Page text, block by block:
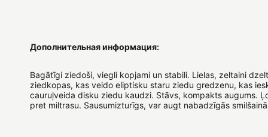
Дополнительная информация:
Bagātīgi ziedoši, viegli kopjami un stabili. Lielas, zeltaini
ziedkopas, kas veido eliptisku staru ziedu gredzenu, kas
cauruļveida disku ziedu kaudzi. Stāvs, kompakts augums.
pret miltrasu. Sausumizturīgs, var augt nabadzīgās